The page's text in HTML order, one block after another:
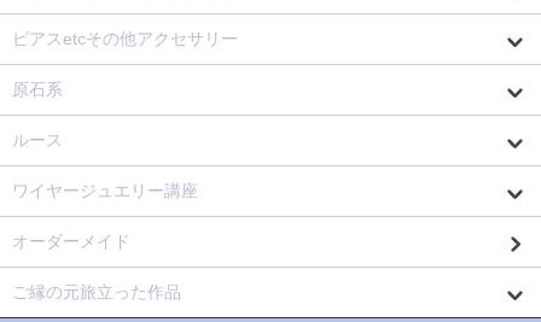
ピアスetcその他アクセサリー
原石系
ルース
ワイヤージュエリー講座
オーダーメイド
ご縁の元旅立った作品